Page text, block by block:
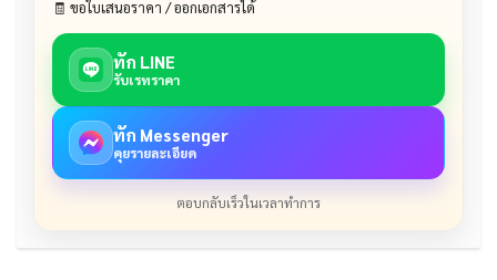
🧾 ขอใบเสนอราคา / ออกเอกสารได้
ทัก LINE
รับเรทราคา
ทัก Messenger
คุยรายละเอียด
ตอบกลับเร็วในเวลาทำการ